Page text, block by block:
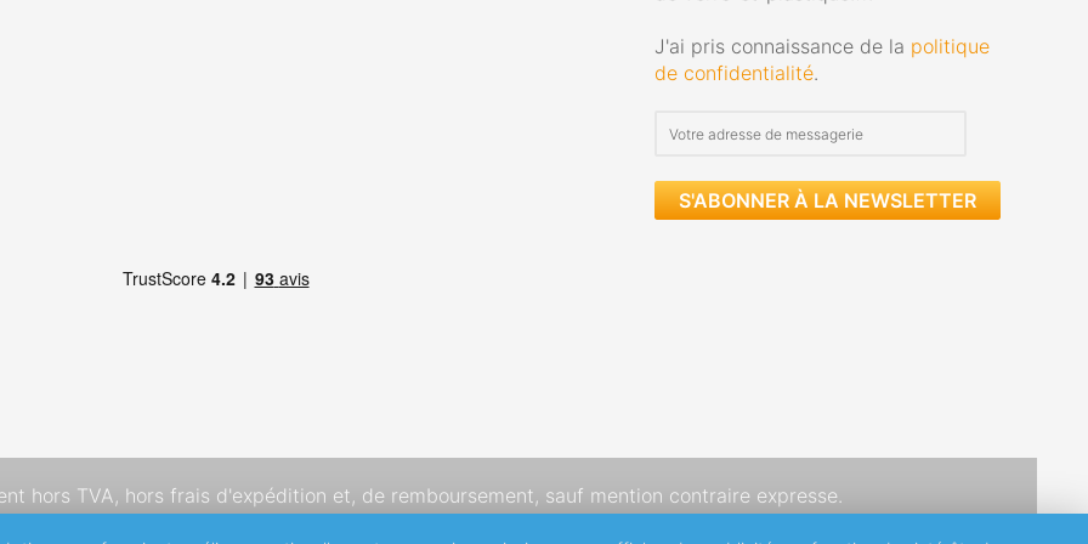
J'ai pris connaissance de la politique
de confidentialité.
S'ABONNER À LA NEWSLETTER
hors TVA, hors frais d'expédition et, de remboursement, sauf mention contraire expresse.